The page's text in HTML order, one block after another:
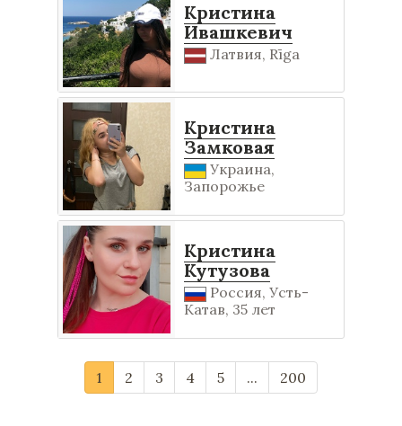
Кристина
Ивашкевич
Латвия, Rīga
Кристина
Замковая
Украина,
Запорожье
Кристина
Кутузова
Россия, Усть-
Катав, 35 лет
1 2 3 4 5 ... 200